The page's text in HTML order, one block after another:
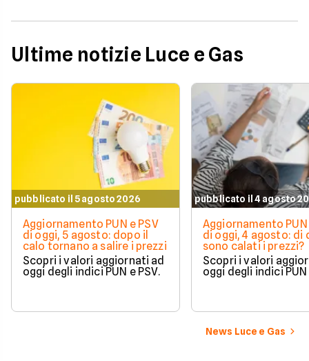
Ultime notizie Luce e Gas
pubblicato il 5 agosto 2026
Aggiornamento PUN e PSV
di oggi, 5 agosto: dopo il
calo tornano a salire i prezzi
Scopri i valori aggiornati ad
oggi degli indici PUN e PSV.
pubblicato il 4 agosto
Aggiornamento PUN
di oggi, 4 agosto: di
sono calati i prezzi?
Scopri i valori
oggi degli indici PUN
News Luce e Gas